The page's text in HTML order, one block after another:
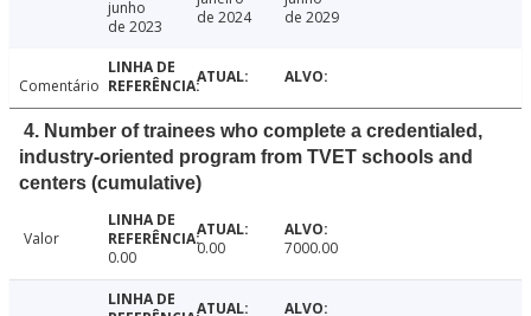
junho
de 2023
de 2024
de 2029
Comentário
4. Number of trainees who complete a credentialed,
industry-oriented program from TVET schools and
centers (cumulative)
Valor
0.00
0.00 7000.00